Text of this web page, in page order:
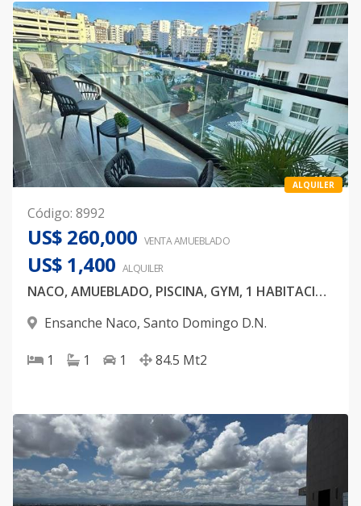
ALQUILER
Código: 8992
US$ 260,000 VENTA AMUEBLADO
US$ 1,400 ALQUILER
NACO, AMUEBLADO, PISCINA, GYM, 1 HABITACION
Ensanche Naco, Santo Domingo D.N.
1 1 1 84.5 Mt2